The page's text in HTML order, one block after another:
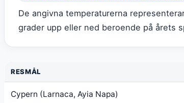
De angivna temperaturerna
grader upp eller ned beroende på årets
RESMÅL
Cypern (Larnaca, Ayia Napa)